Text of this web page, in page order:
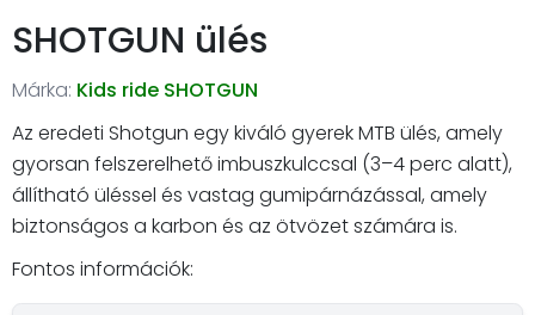
SHOTGUN ülés
Márka: Kids ride SHOTGUN
Az eredeti Shotgun egy kiváló gyerek MTB ülés, amely
gyorsan felszerelhető imbuszkulccsal (3–4 perc alatt),
állítható üléssel és vastag gumipárnázással, amely
biztonságos a karbon és az ötvözet számára is.
Fontos információk: